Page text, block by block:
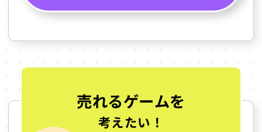
売れるゲームを
考えたい！